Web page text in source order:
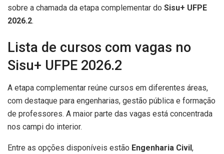
sobre a chamada da etapa complementar do Sisu+ UFPE
2026.2.
Lista de cursos com vagas no
Sisu+ UFPE 2026.2
A etapa complementar reúne cursos em diferentes áreas,
com destaque para engenharias, gestão pública e formação
de professores. A maior parte das vagas está concentrada
nos campi do interior.
Entre as opções disponíveis estão Engenharia Civil,